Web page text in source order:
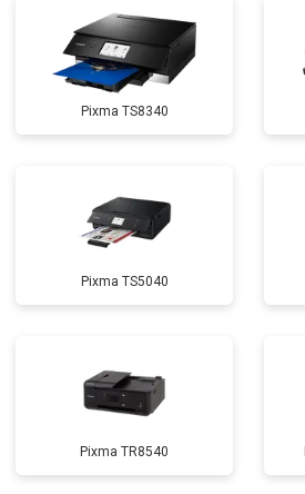
Pixma TS8340
Pixma TS5040
Pixma TR8540